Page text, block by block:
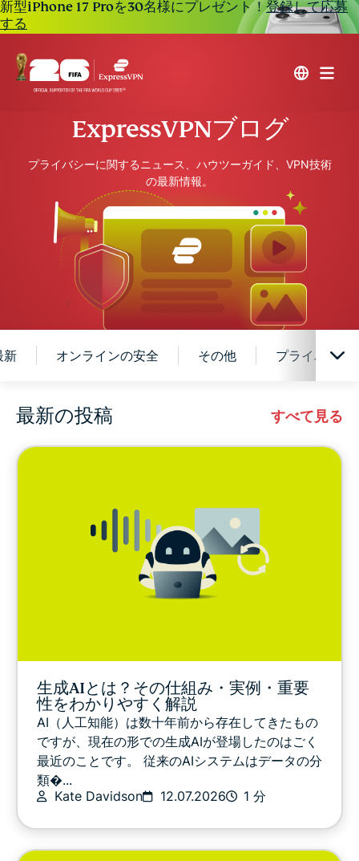
新型iPhone 17 Proを30名様にプレゼント！登録して応募
する
ExpressVPNブログ
プライバシーに関するニュース、ハウツーガイド、VPN技術
の最新情報。
新 オンラインの安全 その他 プライバシー
サイバーセキュリティ
ExpressVPN for Teams
EXPRESSVPNのニュース
オンラインの安全
その他
プライバシー
プライバシーを考える
最新の投稿 すべて見る
生成AIとは？その仕組み・実例・重要
性をわかりやすく解説
AI（人工知能）は数十年前から存在してきたもの
ですが、現在の形での生成AIが登場したのはごく
最近のことです。 従来のAIシステムはデータの分
類�...
Kate Davidson
12.07.2026 1 分